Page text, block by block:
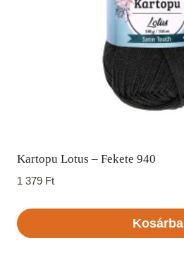
Kartopu Lotus – Fekete 940
1 379 Ft
Kosárba